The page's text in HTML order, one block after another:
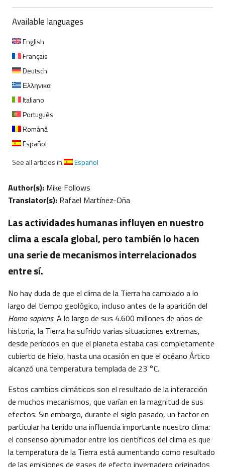
Available languages
English
Français
Deutsch
Ελληνικα
Italiano
Português
Română
Español
See all articles in
Español
Author(s): Mike Follows
Translator(s): Rafael Martínez-Oña
Las actividades humanas influyen en nuestro
clima a escala global, pero también lo hacen
una serie de mecanismos interrelacionados
entre sí.
No hay duda de que el clima de la Tierra ha cambiado a lo
largo del tiempo geológico, incluso antes de la aparición del
Homo sapiens. A lo largo de sus 4.600 millones de años de
historia, la Tierra ha sufrido varias situaciones extremas,
desde períodos en que el planeta estaba casi completamente
cubierto de hielo, hasta una ocasión en que el océano Ártico
alcanzó una temperatura templada de 23 °C.
Estos cambios climáticos son el resultado de la interacción
de muchos mecanismos, que varían en la magnitud de sus
efectos. Sin embargo, durante el siglo pasado, un factor en
particular ha tenido una influencia importante nuestro clima:
el consenso abrumador entre los científicos del clima es que
la temperatura de la Tierra está aumentando como resultado
de las emisiones de gases de efecto invernadero originados